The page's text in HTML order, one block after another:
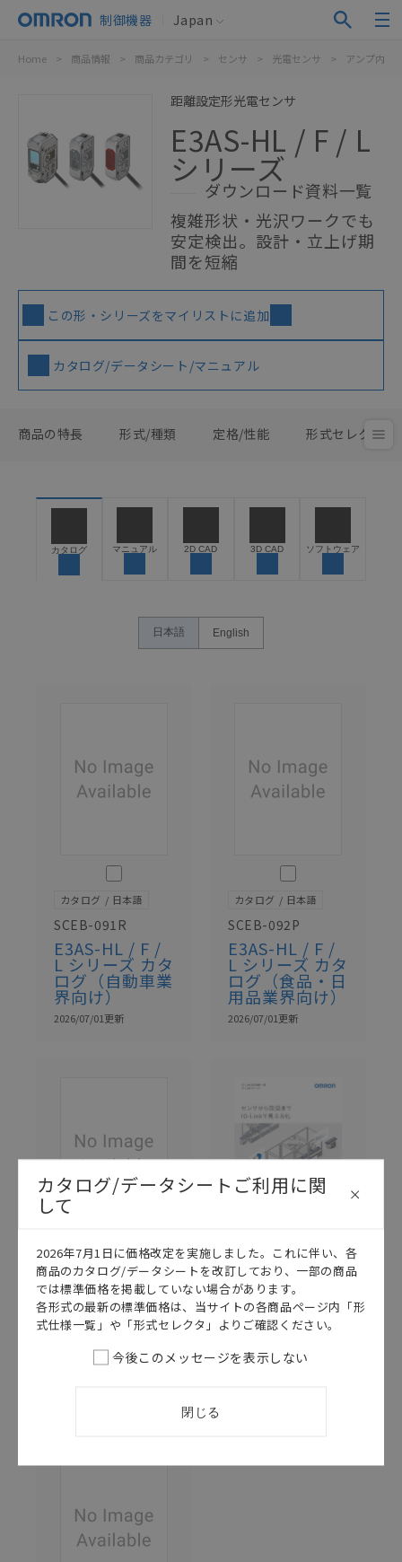
制御機器 Japan
Home > 商品情報 > 商品カテゴリ > センサ > 光電センサ > アンプ内蔵
距離設定形光電センサ
E3AS-HL / F / L
シリーズ
ダウンロード資料一覧
複雑形状・光沢ワークでも
安定検出。設計・立上げ期
間を短縮
この形・シリーズをマイリストに追加
カタログ/データシート/マニュアル
商品の特長 形式/種類 定格/性能 形式セレクタ
カタログ マニュアル 2D CAD 3D CAD ソフトウェア
日本語 English
このカタログを選択
カタログ 日本語
SCEB-091R
E3AS-HL / F /
L シリーズ カタ
ログ（自動車業
界向け）
2026/07/01更新
このカタログを選択
カタログ 日本語
SCEB-092P
E3AS-HL / F /
L シリーズ カタ
ログ（食品・日
用品業界向け）
2026/07/01更新
カタログ 日本語
SCEB-095D
E3AS-
HL/E3AS-
HF/ZP-L カタ
カタログ 日本語
SAMC-007U
IO-Linkシリー
ズ カタログ
2026/02/02更新
カタログ/データシートご利用に関
して
2026年7月1日に価格改定を実施しました。これに伴い、各
商品のカタログ/データシートを改訂しており、一部の商品
では標準価格を掲載していない場合があります。
各形式の最新の標準価格は、当サイトの各商品ページ内「形
式仕様一覧」や「形式セレクタ」よりご確認ください。
今後このメッセージを表示しない
閉じる